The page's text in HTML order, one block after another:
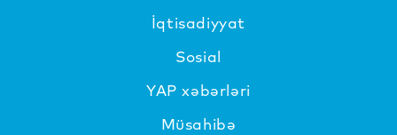
İqtisadiyyat
Sosial
YAP xəbərləri
Müsahibə